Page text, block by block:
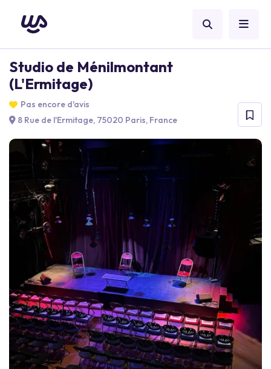
Studio de Ménilmontant
(L'Ermitage)
Pas encore d'avis
8 Rue de l'Ermitage, 75020 Paris, France